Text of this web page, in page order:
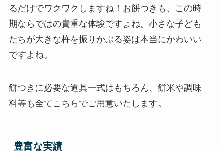
るだけでワクワクしますね！お餅つきも、この時
期ならではの貴重な体験ですよね。小さな子ども
たちが大きな杵を振りかぶる姿は本当にかわいい
ですよね。
餅つきに必要な道具一式はもちろん、餅米や調味
料等も全てこちらでご用意いたします。
豊富な実績